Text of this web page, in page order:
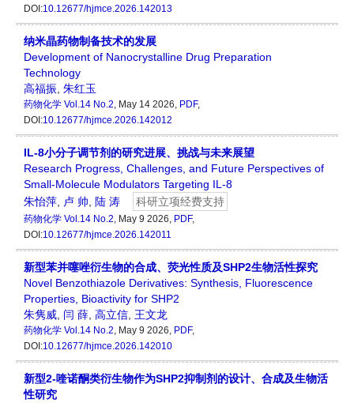
DOI:10.12677/hjmce.2026.142013
纳米晶药物制备技术的发展
Development of Nanocrystalline Drug Preparation
Technology
高福振 朱红玉
药物化学 Vol.14 No.2, May 14 2026, PDF,
DOI:10.12677/hjmce.2026.142012
IL-8小分子调节剂的研究进展、挑战与未来展望
Research Progress, Challenges, and Future Perspectives of
Small-Molecule Modulators Targeting IL-8
朱怡萍
卢 帅 陆 涛 科研立项经费支持
药物化学 Vol.14 No.2, May 9 2026, PDF,
DOI:10.12677/hjmce.2026.142011
新型苯并噻唑衍生物的合成、荧光性质及SHP2生物活性探究
Novel Benzothiazole Derivatives: Synthesis, Fluorescence
Properties, Bioactivity for SHP2
朱隽威 闫 薛 高立信 王文龙
药物化学 Vol.14 No.2, May 9 2026, PDF,
DOI:10.12677/hjmce.2026.142010
新型2-喹诺酮类衍生物作为SHP2抑制剂的设计、合成及生物活
性研究